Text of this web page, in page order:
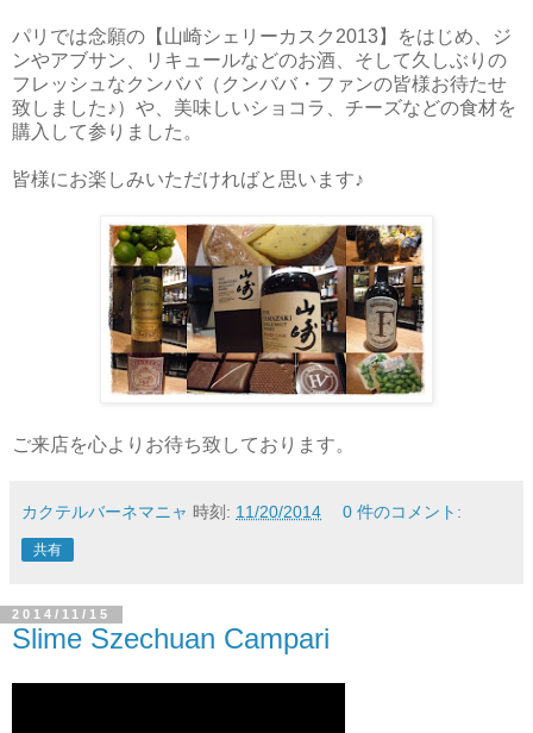
パリでは念願の【山崎シェリーカスク2013】をはじめ、ジ
ンやアブサン、リキュールなどのお酒、そして久しぶりの
フレッシュなクンババ（クンババ・ファンの皆様お待たせ
致しました♪）や、美味しいショコラ、チーズなどの食材を
購入して参りました。
皆様にお楽しみいただければと思います♪
ご来店を心よりお待ち致しております。
カクテルバーネマニャ 時刻: 11/20/2014 0 件のコメント:
共有
2014/11/15
Slime Szechuan Campari